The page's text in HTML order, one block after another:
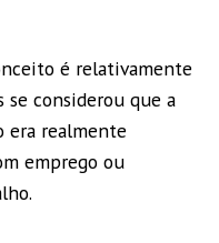
é relativamente
considerou que a
era realmente
emprego ou